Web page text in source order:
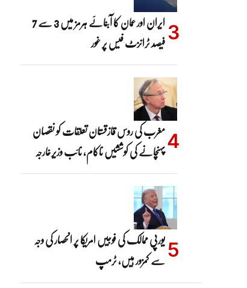
ایران اور عمان کا آبنائے ہرمز میں 3 سے 7
فیصد ٹرانزٹ فیس پر غور
مغرب کی روس قازقستان تعلقات کو نقصان
پہنچانے کی کوششیں ناکام، نائب وزیرخارجہ
یورپی ممالک کی فوجیں امریکا پر انحصار کی وجہ
سے کمزور ہیں، ٹرمپ